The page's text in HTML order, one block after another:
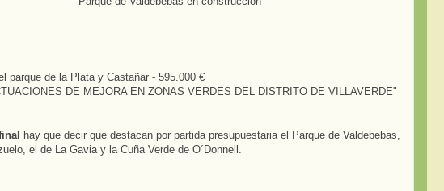
parque de la Plata y Castañar - 595.000 €
DE MEJORA EN ZONAS VERDES DEL DISTRITO DE VILLAVERDE"
hay que decir que destacan por partida presupuestaria el Parque de Valdebebas,
el de La Gavia y la Cuña Verde de O´Donnell.